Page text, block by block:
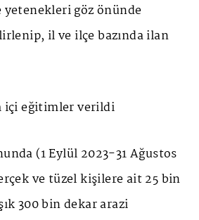
göz önünde
il ve ilçe bazında ilan
içi eğitimler verildi
(1 Eylül 2023-31 Ağustos
ve tüzel kişilere ait 25 bin
300 bin dekar arazi